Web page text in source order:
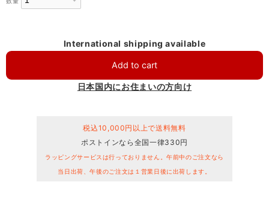
International shipping available
Add to cart
日本国内にお住まいの方向け
税込10,000円以上で送料無料
ポストインなら全国一律330円
ラッピングサービスは行っておりません。午前中のご注文なら
当日出荷、午後のご注文は１営業日後に出荷します。